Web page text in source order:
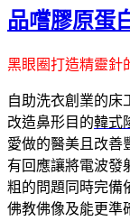
品嚐膠原蛋
黑眼圈打造精靈針
自助洗衣創業的床
改造鼻形目的韓式
愛做的醫美且改善
有回應讓將電波發
粗的問題同時完備
佛教佛像及能更準